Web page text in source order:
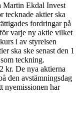
Martin Ekdal Invest
aktier ska
fordringar på
varje ny aktie vilket
i av styrelsen
ska ske senast den 1
teckning.
kr. De nya aktierna
den avstämningsdag
nyemissionen har